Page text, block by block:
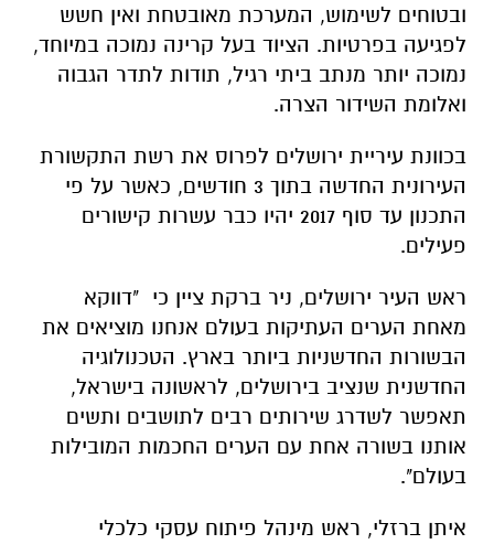
ובטוחים לשימוש, המערכת מאובטחת ואין חשש
לפגיעה בפרטיות. הציוד בעל קרינה נמוכה במיוחד,
נמוכה יותר מנתב ביתי רגיל, תודות לתדר הגבוה
ואלומת השידור הצרה.
בכוונת עיריית ירושלים לפרוס את רשת התקשורת
העירונית החדשה בתוך 3 חודשים, כאשר על פי
התכנון עד סוף 2017 יהיו כבר עשרות קישורים
פעילים.
ראש העיר ירושלים, ניר ברקת ציין כי "דווקא
מאחת הערים העתיקות בעולם אנחנו מוציאים את
הבשורות החדשניות ביותר בארץ. הטכנולוגיה
החדשנית שנציב בירושלים, לראשונה בישראל,
תאפשר לשדרג שירותים רבים לתושבים ותשים
אותנו בשורה אחת עם הערים החכמות המובילות
בעולם".
איתן ברזלי, ראש מינהל פיתוח עסקי כלכלי